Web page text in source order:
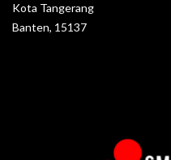
Kota Tangerang
Banten, 15137